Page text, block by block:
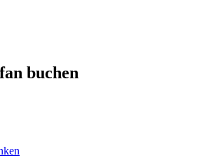
buchen